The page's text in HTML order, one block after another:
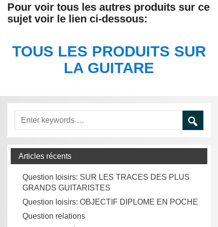
Pour voir tous les autres produits sur ce
sujet voir le lien ci-dessous:
TOUS LES PRODUITS SUR
LA GUITARE
Articles récents
Question loisirs: SUR LES TRACES DES PLUS
GRANDS GUITARISTES
Question loisirs: OBJECTIF DIPLOME EN POCHE
Question relations